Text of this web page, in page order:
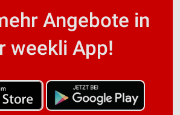
Angebote in
weekli App!